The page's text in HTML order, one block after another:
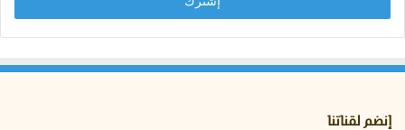
ب
ر
اإنضم لقناتنا